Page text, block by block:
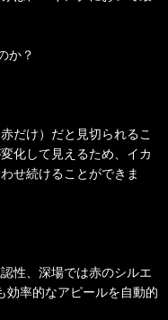
か？
だけ）だと見切られるこ
化して見えるため、イカ
せ続けることができま
性、深場では赤のシルエ
効率的なアピールを自動的